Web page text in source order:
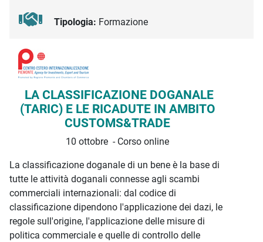
Tipologia: Formazione
Descrizione iniziativa
LA CLASSIFICAZIONE DOGANALE
(TARIC) E LE RICADUTE IN AMBITO
CUSTOMS&TRADE
10 ottobre - Corso online
La classificazione doganale di un bene è la base di
tutte le attività doganali connesse agli scambi
commerciali internazionali: dal codice di
classificazione dipendono l'applicazione dei dazi, le
regole sull'origine, l'applicazione delle misure di
politica commerciale e quelle di controllo delle